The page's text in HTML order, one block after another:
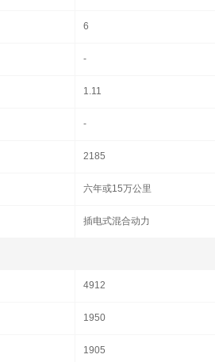
6
-
1.11
-
2185
六年或15万公里
插电式混合动力
4912
1950
1905